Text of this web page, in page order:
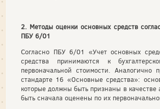
2. Методы оценки основных средств
ПБУ 6/01
Согласно ПБУ 6/01 «Учет основных
средства принимаются к
первоначальной стоимости. Аналогично
стандарте 16 «Основные средства»:
которые должны быть признаны в качестве
быть сначала оценены по их